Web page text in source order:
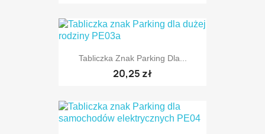
TYLKO ONLINE
Tabliczka Znak Parking Dla...
20,25 zł